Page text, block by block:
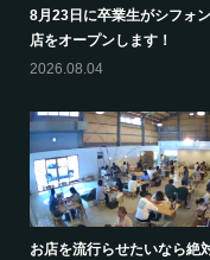
8月23日に卒業生がシフォ
店をオープンします！
2026.08.04
お店を流行らせたいなら絶